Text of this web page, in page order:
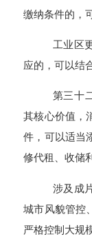
缴纳条件的，
工业区
应的，可以结
第三十
其核心价值，
件，可以适当
修代租、收储
涉及成
城市风貌管控
严格控制大规